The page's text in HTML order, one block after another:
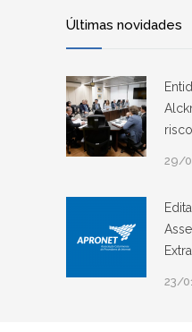
Últimas novidades
29/
23/